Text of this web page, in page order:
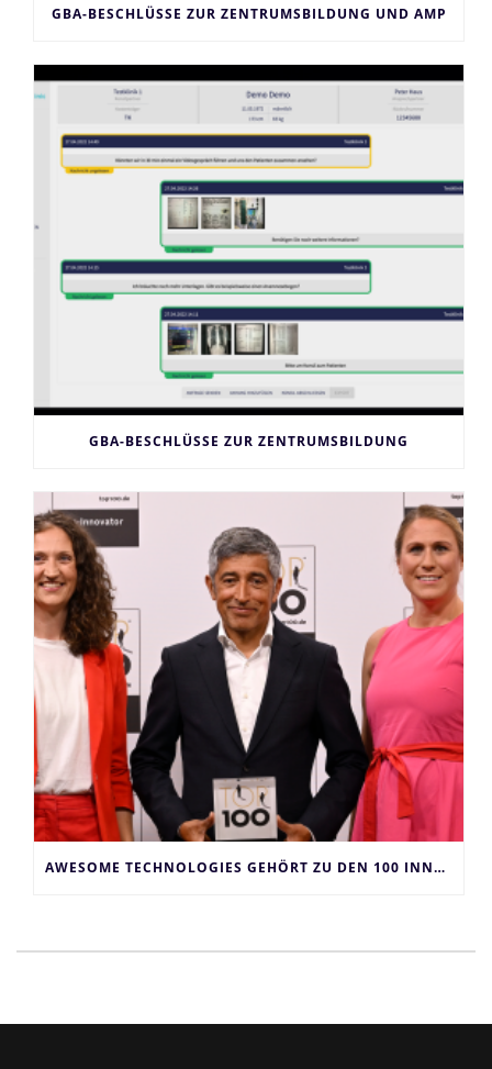
GBA-BESCHLÜSSE ZUR ZENTRUMSBILDUNG UND AMP
GBA-BESCHLÜSSE ZUR ZENTRUMSBILDUNG
AWESOME TECHNOLOGIES GEHÖRT ZU DEN 100 INNOVATIVSTEN UNTERNEHMEN DEUTSCHLANDS